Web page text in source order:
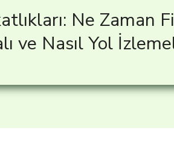
Ne Zaman
ve Nasıl Yol